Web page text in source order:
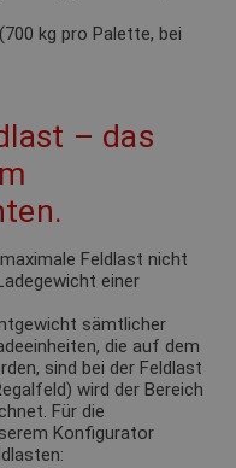
kg pro Palette, bei
– das
Feldlast nicht
einer
sämtlicher
die auf dem
sind bei der Feldlast
wird der Bereich
Für die
Konfigurator